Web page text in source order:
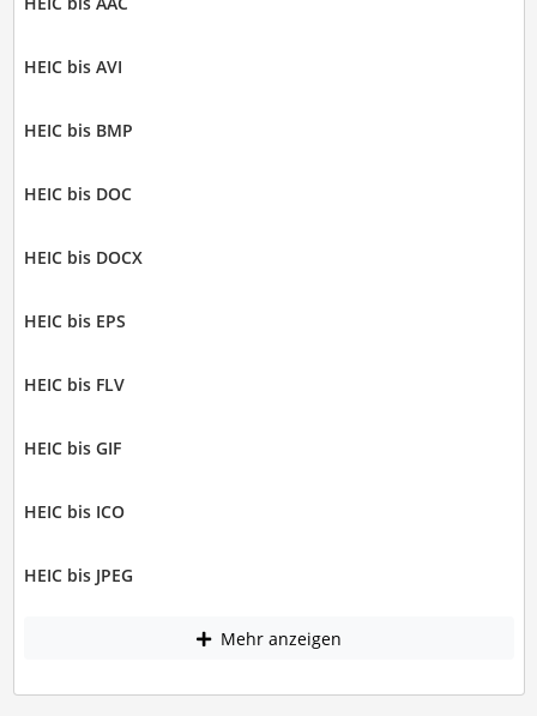
HEIC bis AVI
HEIC bis BMP
HEIC bis DOC
HEIC bis DOCX
HEIC bis EPS
HEIC bis FLV
HEIC bis GIF
HEIC bis ICO
HEIC bis JPEG
Mehr anzeigen